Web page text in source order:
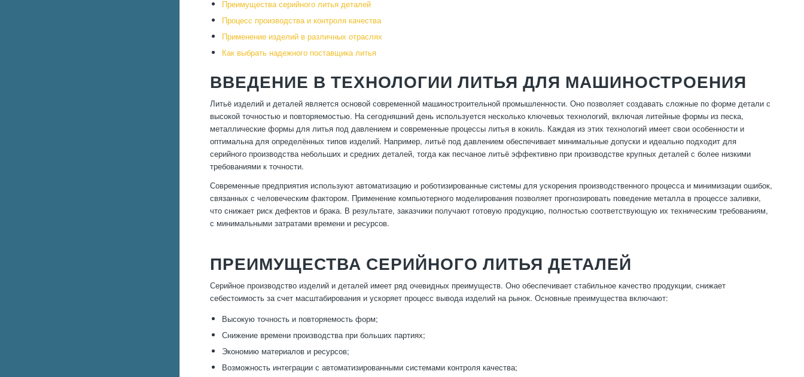
Преимущества серийного литья деталей
Процесс производства и контроля качества
Применение изделий в различных отраслях
Как выбрать надежного поставщика литья
ВВЕДЕНИЕ В ТЕХНОЛОГИИ ЛИТЬЯ ДЛЯ МАШИНОСТРОЕНИЯ
Литьё изделий и деталей является основой современной машиностроительной промышленности. Оно позволяет создавать сложные по форме детали с
высокой точностью и повторяемостью. На сегодняшний день используется несколько ключевых технологий, включая литейные формы из песка,
металлические формы для литья под давлением и современные процессы литья в кокиль. Каждая из этих технологий имеет свои особенности и
оптимальна для определённых типов изделий. Например, литьё под давлением обеспечивает минимальные допуски и идеально подходит для
серийного производства небольших и средних деталей, тогда как песчаное литьё эффективно при производстве крупных деталей с более низкими
требованиями к точности.
Современные предприятия используют автоматизацию и роботизированные системы для ускорения производственного процесса и минимизации ошибок,
связанных с человеческим фактором. Применение компьютерного моделирования позволяет прогнозировать поведение металла в процессе заливки,
что снижает риск дефектов и брака. В результате, заказчики получают готовую продукцию, полностью соответствующую их техническим требованиям,
с минимальными затратами времени и ресурсов.
ПРЕИМУЩЕСТВА СЕРИЙНОГО ЛИТЬЯ ДЕТАЛЕЙ
Серийное производство изделий и деталей имеет ряд очевидных преимуществ. Оно обеспечивает стабильное качество продукции, снижает
себестоимость за счет масштабирования и ускоряет процесс вывода изделий на рынок. Основные преимущества включают:
Высокую точность и повторяемость форм;
Снижение времени производства при больших партиях;
Экономию материалов и ресурсов;
Возможность интеграции с автоматизированными системами контроля качества;